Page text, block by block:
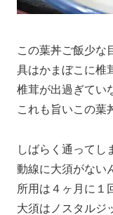
この葉丼ご飯少な
具はかまぼこに椎
椎茸が出過ぎてい
これも旨いこの葉
しばらく通ってし
動線に大須がない
所用は４ヶ月に１
大須はノスタルジ